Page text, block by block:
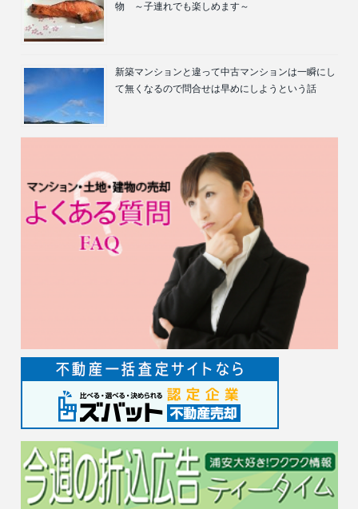
物 ～子連れでも楽しめます～
新築マンションと違って中古マンションは一瞬にし
て無くなるので問合せは早めにしようという話